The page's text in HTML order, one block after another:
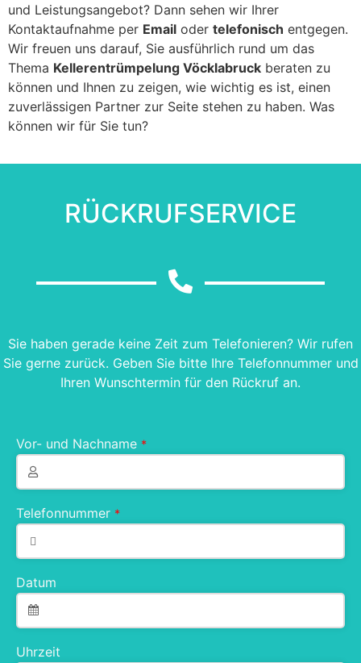
und Leistungsangebot? Dann sehen wir Ihrer
Kontaktaufnahme per Email oder telefonisch entgegen.
Wir freuen uns darauf, Sie ausführlich rund um das
Thema Kellerentrümpelung Vöcklabruck beraten zu
können und Ihnen zu zeigen, wie wichtig es ist, einen
zuverlässigen Partner zur Seite stehen zu haben. Was
können wir für Sie tun?
RÜCKRUFSERVICE
Sie haben gerade keine Zeit zum Telefonieren? Wir rufen
Sie gerne zurück. Geben Sie bitte Ihre Telefonnummer und
Ihren Wunschtermin für den Rückruf an.
Vor- und Nachname *
Telefonnummer *
Datum
Uhrzeit